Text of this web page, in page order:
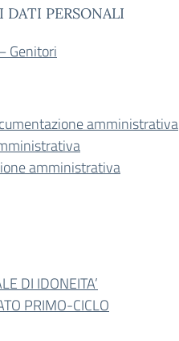
PERSONALI
Genitori
amministrativa
amministrativa
DI IDONEITA’
PRIMO-CICLO